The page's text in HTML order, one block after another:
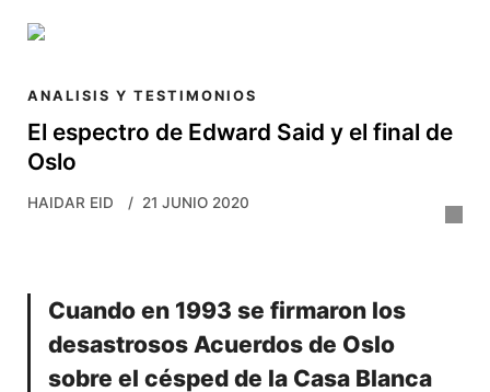
El espectro de Edward Said y el final de
Oslo
HAIDAR EID 21 JUNIO 2020
Cuando en 1993 se firmaron los
desastrosos Acuerdos de Oslo
sobre el césped de la Casa Blanca
ANALISIS Y TESTIMONIOS